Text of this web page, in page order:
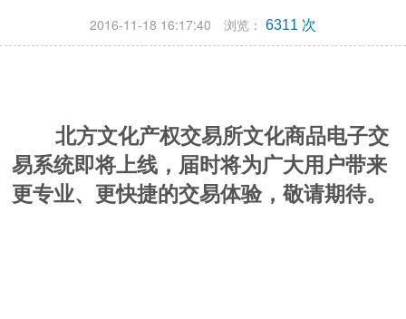
2016-11-18 16:17:40 浏览： 6311 次
北方文化产权交易所文化商品电子交
易系统即将上线，届时将为广大用户带来
更专业、更快捷的交易体验，敬请期待。